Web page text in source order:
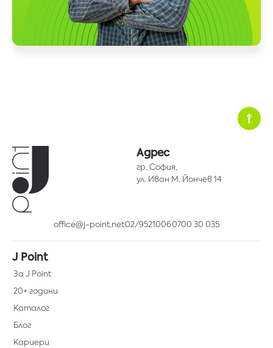
Адрес
гр. София,
ул. Иван М. Йончев 14
office@j-point.net02/95210060700 30 035
J Point
За J Point
20+ години
Каталог
Блог
Кариери